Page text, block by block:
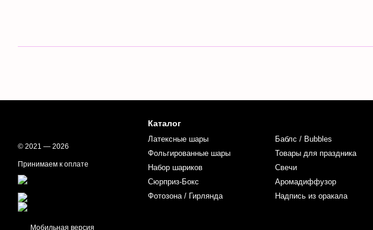
© 2021 — 2026
Принимаем к оплате
Мобильная версия
Каталог
Латексные шары
Фольгированные шары
Набор шариков
Сюрприз-Бокс
Фотозона / Гирлянда
Баблс / Bubbles
Товары для праздника
Свечи
Аромадиффузор
Надпись из оракала